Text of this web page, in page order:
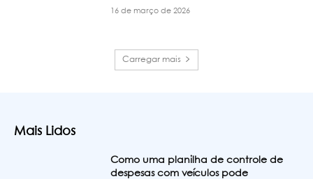
16 de março de 2026
Carregar mais
Mais Lidos
Como uma planilha de controle de
despesas com veículos pode